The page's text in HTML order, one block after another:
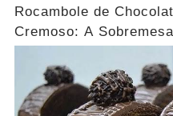
Rocambole de
Cremoso: A